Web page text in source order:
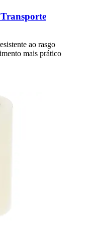
ao rasgo
mais prático